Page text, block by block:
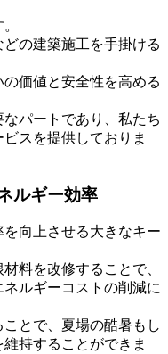
の建築施工を手掛ける
価値と安全性を高める
パートであり、私たち
スを提供しておりま
ルギー効率
向上させる大きなキー
料を改修することで、
ルギーコストの削減に
とで、夏場の酷暑もし
持することができま